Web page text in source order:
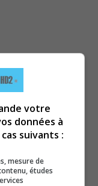
votre
données à
suivants :
mesure de
études